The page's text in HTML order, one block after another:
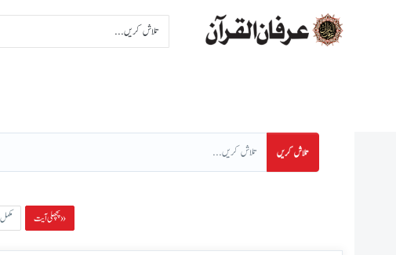
تلاش کریں
پچھلی آیت »